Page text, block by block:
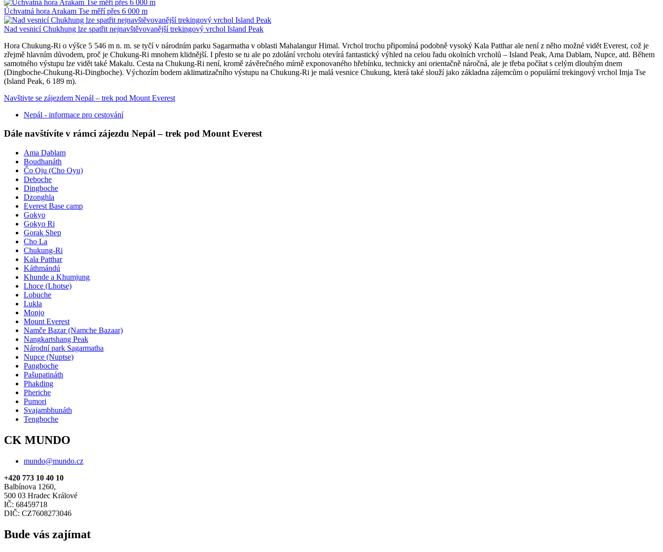
Úchvatná hora Arakam Tse měří přes 6 000 m
Nad vesnicí Chukhung lze spatřit nejnavštěvovanější trekingový vrchol Island Peak
Hora Chukung-Ri o výšce 5 546 m n. m. se tyčí v národním parku Sagarmatha v oblasti Mahalangur Himal. Vrchol trochu připomíná podobně vysoký Kala Patthar ale není z něho možné vidět Everest, což je
zřejmě hlavním důvodem, proč je Chukung-Ri mnohem klidnější. I přesto se tu ale po zdolání vrcholu otevírá fantastický výhled na celou řadu okolních vrcholů – Island Peak, Ama Dablam, Nupce, atd. Během
samotného výstupu lze vidět také Makalu. Cesta na Chukung-Ri není, kromě závěrečného mírně exponovaného hřebínku, technicky ani orientačně náročná, ale je třeba počítat s celým dlouhým dnem
(Dingboche-Chukung-Ri-Dingboche). Výchozím bodem aklimatizačního výstupu na Chukung-Ri je malá vesnice Chukung, která také slouží jako základna zájemcům o populární trekingový vrchol Imja Tse
(Island Peak, 6 189 m).
Navštivte se zájezdem Nepál – trek pod Mount Everest
Nepál - informace pro cestování
Dále navštívíte v rámci zájezdu Nepál – trek pod Mount Everest
Ama Dablam
Boudhanáth
Čo Oju (Cho Oyu)
Deboche
Dingboche
Dzonghla
Everest Base camp
Gokyo
Gokyo Ri
Gorak Shep
Cho La
Chukung-Ri
Kala Patthar
Káthmándú
Khunde a Khumjung
Lhoce (Lhotse)
Lobuche
Lukla
Monjo
Mount Everest
Namče Bazar (Namche Bazaar)
Nangkartshang Peak
Národní park Sagarmatha
Nupce (Nuptse)
Pangboche
Pašupatináth
Phakding
Pheriche
Pumori
Svajambhunáth
Tengboche
CK MUNDO
mundo@mundo.cz
+420 773 10 40 10
Balbínova 1260,
500 03 Hradec Králové
IČ: 68459718
DIČ: CZ7608273046
Bude vás zajímat